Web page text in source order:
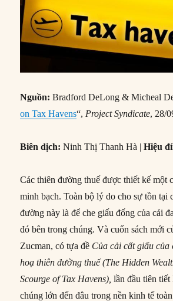
Nguồn:Bradford DeLong & Micheal
on Tax Havens“, Project Syndicate, 28/
Biên dịch: Ninh Thị Thanh Hà |Hiệu
Các thiên đường thuế được thiết kế một
minh bạch. Toàn bộ lý do cho sự tồn tại
đường này là để che giấu đống của cải
đó bên trong chúng. Và cuốn sách mới
Zucman, có tựa đề Của cải cất giấu của
hoạ thiênđường thuế (The Hidden
Scourge of Tax Havens), lần đầu tiên tiết
chúng lớn đến đâu trong nền kinh tế